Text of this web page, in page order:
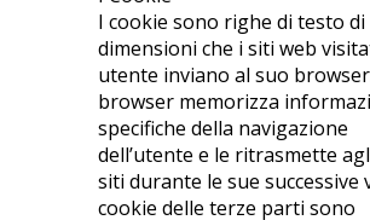
I cookie sono righe di testo di
dimensioni che i siti web
utente inviano al suo
browser memorizza
specifiche della navigazione
dell’utente e le ritrasmette
siti durante le sue successive
cookie delle terze parti sono